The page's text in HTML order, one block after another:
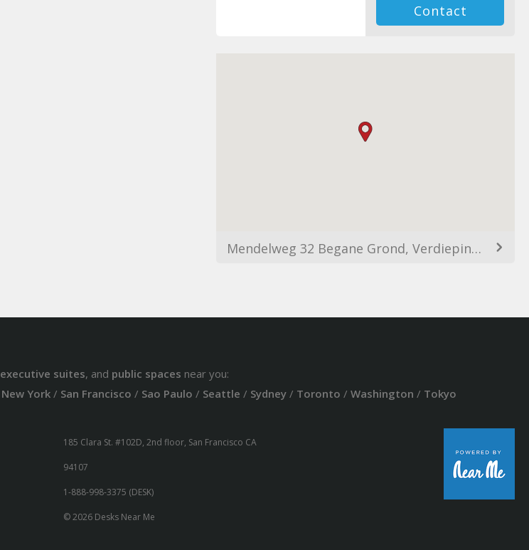
Contact
Mendelweg 32 Begane Grond, Verdieping 1 & 2, 2333 CS Leiden, Netherlands
executive suites, and public spaces near you:
New York/ San Francisco / Sao Paulo / Seattle / Sydney/ Toronto / Washington / Tokyo
185 Clara St. #102D, 2nd floor, San Francisco CA
94107
1-888-998-3375 (DESK)
© 2026 Desks Near Me